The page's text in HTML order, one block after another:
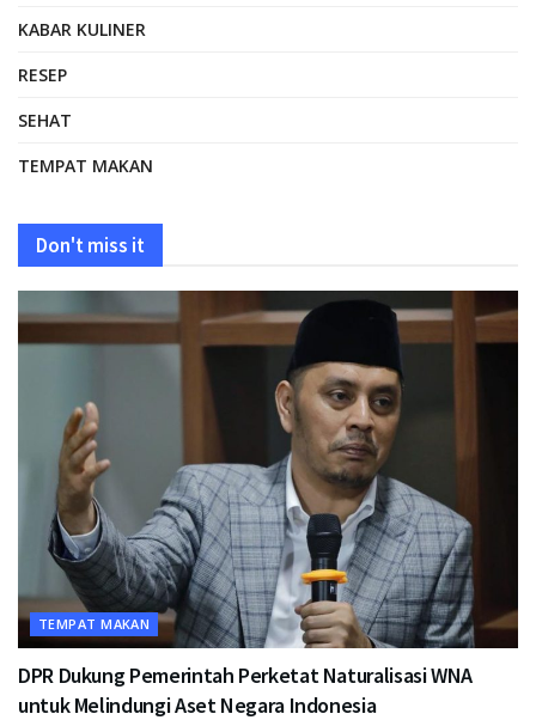
KABAR KULINER
RESEP
SEHAT
TEMPAT MAKAN
Don't miss it
TEMPAT MAKAN
DPR Dukung Pemerintah Perketat Naturalisasi WNA
untuk Melindungi Aset Negara Indonesia